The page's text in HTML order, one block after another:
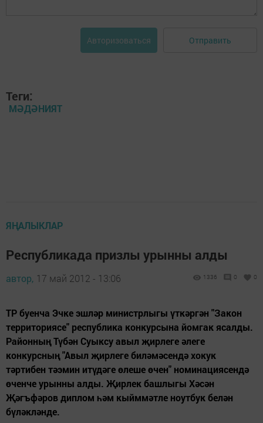
Авторизоваться Отправить
Теги:
МӘДӘНИЯТ
ЯҢАЛЫКЛАР
Республикада призлы урынны алды
автор, 17 май 2012 - 13:06 1336 0 0
ТР буенча Эчке эшләр министрлыгы үткәргән "Закон
территориясе" республика конкурсына йомгак ясалды.
Районның Түбән Суыксу авыл җирлеге әлеге
конкурсның "Авыл җирлеге биләмәсендә хокук
тәртибен тәэмин итүдәге өлеше өчен" номинациясендә
өченче урынны алды. Җирлек башлыгы Хәсән
Җәгъфәров диплом һәм кыйммәтле ноутбук белән
бүләкләнде.